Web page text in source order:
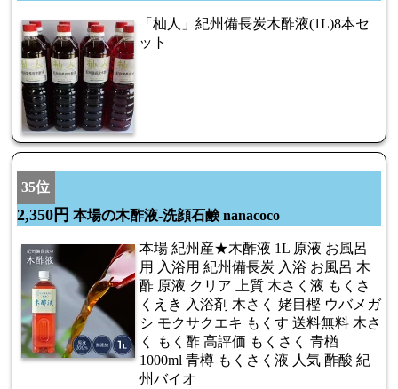
「杣人」紀州備長炭木酢液(1L)8本セ
ット
35位
2,350円 本場の木酢液-洗顔石鹸 nanacoco
本場 紀州産★木酢液 1L 原液 お風呂
用 入浴用 紀州備長炭 入浴 お風呂 木
酢 原液 クリア 上質 木さく液 もくさ
くえき 入浴剤 木さく 姥目樫 ウバメガ
シ モクサクエキ もくす 送料無料 木さ
く もく酢 高評価 もくさく 青楢
1000ml 青樽 もくさく液 人気 酢酸 紀
州バイオ